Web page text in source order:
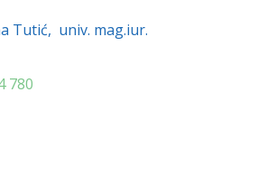
Tutić, univ. mag.iur.
780